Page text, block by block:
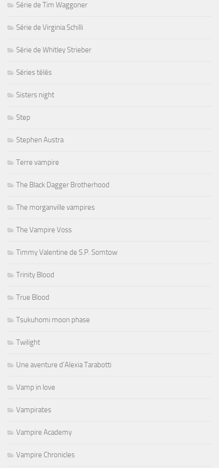
Série de Tim Waggoner
Série de Virginia Schilli
Série de Whitley Strieber
Séries télés
Sisters night
Step
Stephen Austra
Terre vampire
The Black Dagger Brotherhood
The morganville vampires
The Vampire Voss
Timmy Valentine de S.P. Somtow
Trinity Blood
True Blood
Tsukuhomi moon phase
Twilight
Une aventure d'Alexia Tarabotti
Vamp in love
Vampirates
Vampire Academy
Vampire Chronicles